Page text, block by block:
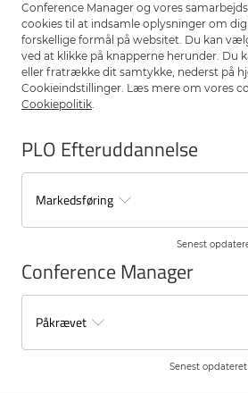
Der lægges vægt på rådgivning og
patienten til videre behandling.
Inden kurset bedes du og din leder
klinikken gerne skal have ud af kurset.
Underviser
Jette Nielsen, akut- og speciale-
16. marts 2026
Tilmeldingsfrist
16. januar 2026
Hvis kurset er fuldtegnet, er det muligt at
(dette gøres på tilmeldingssiden)
Conference Manager og vores
cookies til at indsamle oplysninger om
forskellige formål på websitet. Du kan
ved at klikke på knapperne herunder. Du
eller fratrække dit samtykke, nederst på
Cookieindstillinger. Læs mere om vores
Cookiepolitik.
PLO Efteruddannelse
Markedsføring
Senest
Conference Manager
Påkrævet
Senest opdateret